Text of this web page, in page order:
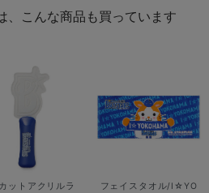
、こんな商品も買っています
ットアクリルラ
フェイスタオル/I☆YO